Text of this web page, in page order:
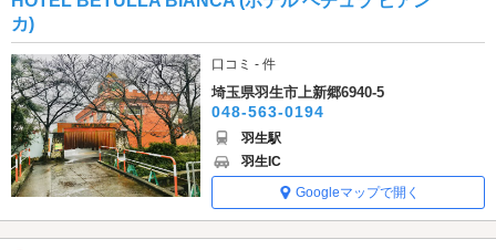
カ)
口コミ - 件
埼玉県羽生市上新郷6940-5
048-563-0194
羽生駅
羽生IC
Googleマップで開く